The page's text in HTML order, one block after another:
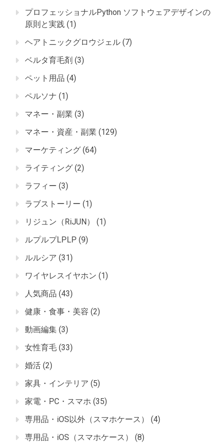
プロフェッショナルPython ソフトウェアデザインの
原則と実践 (1)
ヘアトニックグロウジェル (7)
ベルタ育毛剤 (3)
ペット用品 (4)
ペルソナ (1)
マネー・副業 (3)
マネー・資産・副業 (129)
マーケティング (64)
ライティング (2)
ラフィー (3)
ラブストーリー (1)
リジュン（RiJUN）
(1)
ルプルプLPLP (9)
ルルシア (31)
ワイヤレスイヤホン (1)
人気商品 (43)
健康・食事・美容 (2)
動画編集 (3)
女性育毛 (33)
婚活 (2)
家具・インテリア (5)
家電・PC・スマホ (35)
専用品・iOS以外（スマホケース）
(4)
専用品・iOS（スマホケース）
(8)